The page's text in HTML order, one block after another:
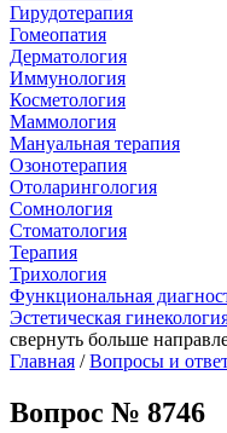
Гирудотерапия
Гомеопатия
Дерматология
Иммунология
Косметология
Маммология
Мануальная терапия
Озонотерапия
Отоларингология
Сомнология
Стоматология
Терапия
Трихология
Функциональная
Эстетическая
свернуть больше
Главная /Вопросы и
Вопрос № 8746